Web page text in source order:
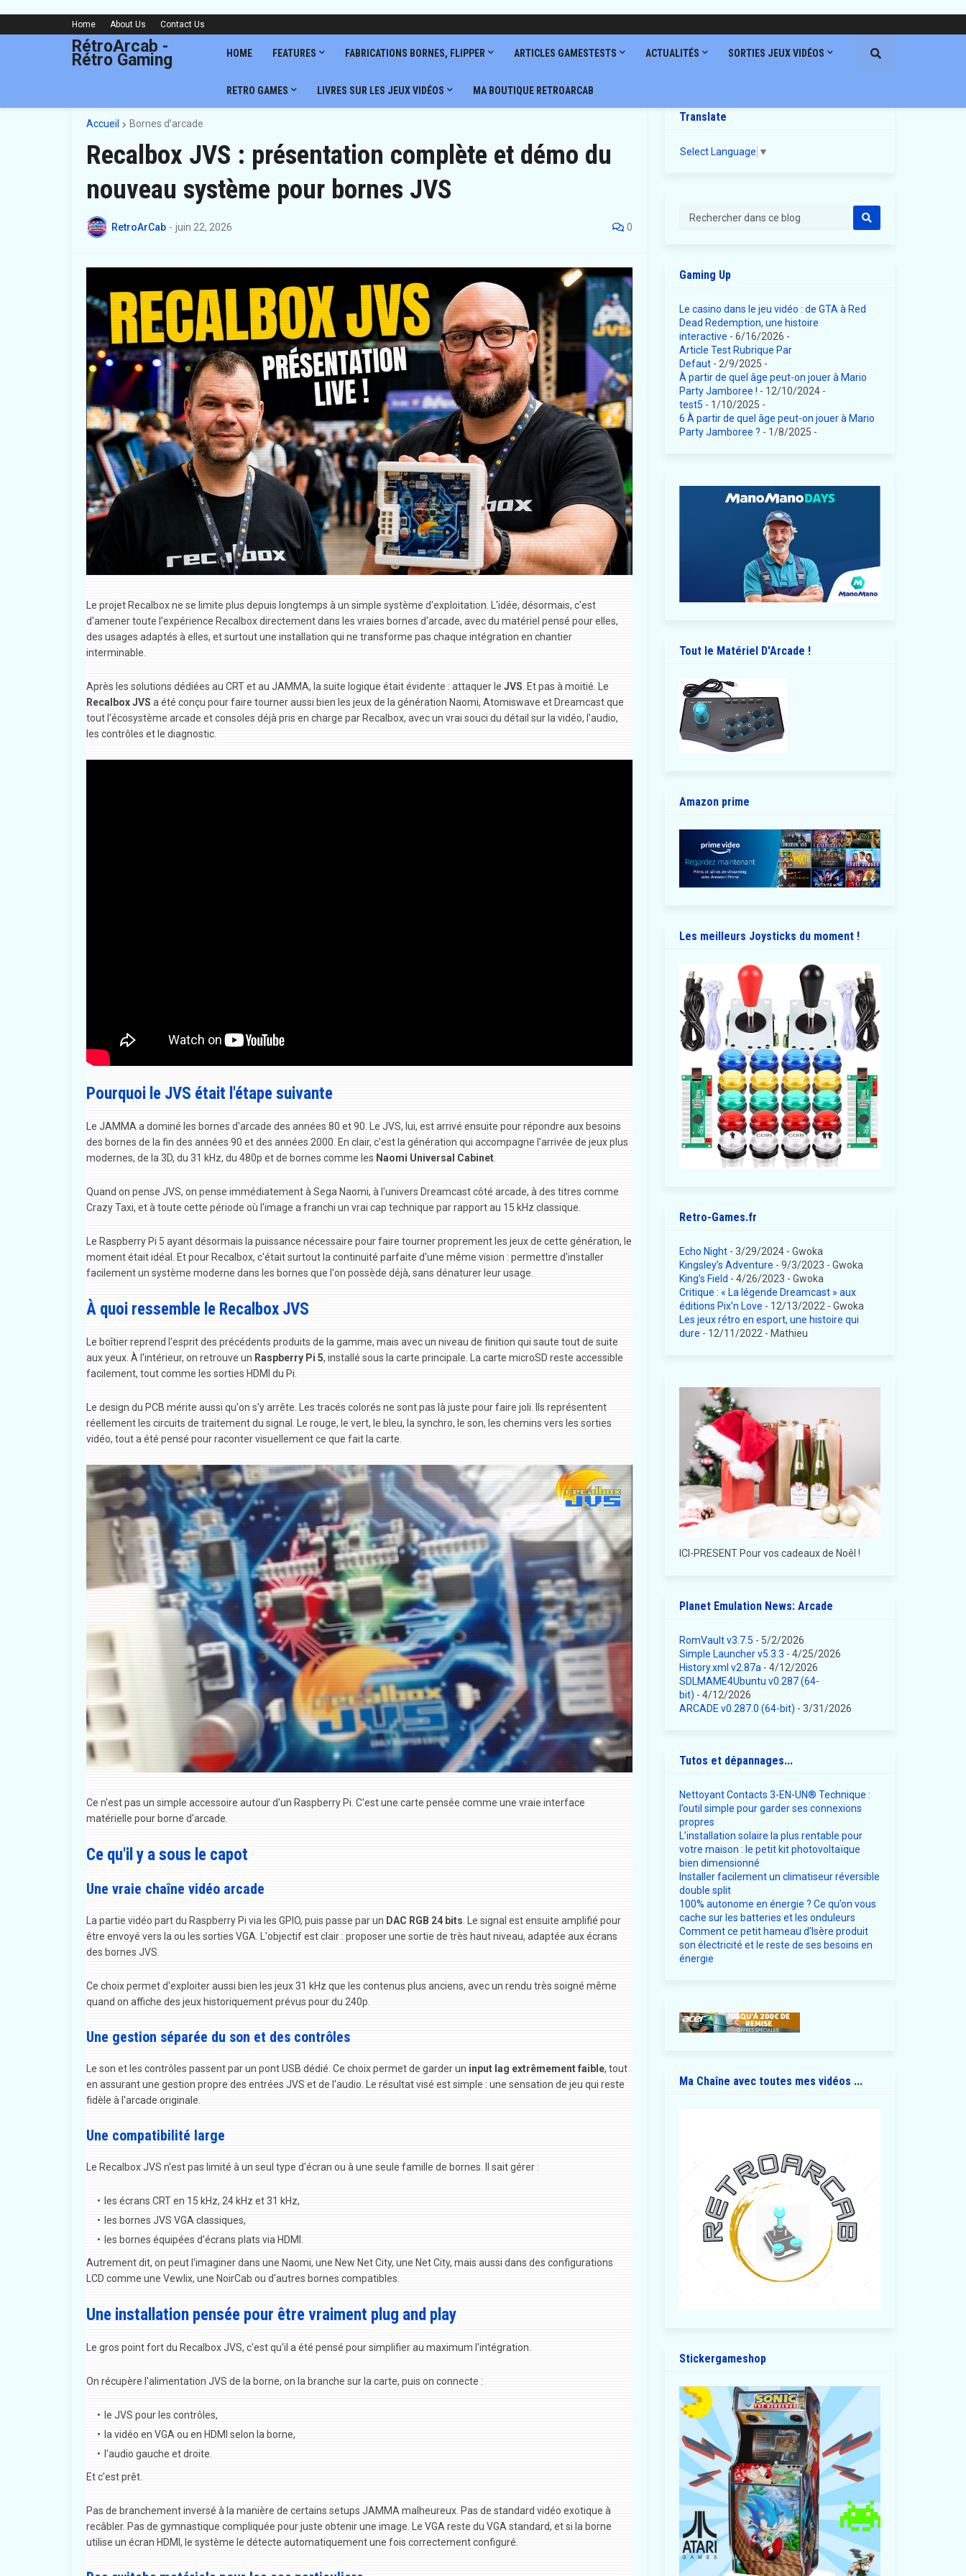
Home About Us Contact Us
RétroArcab -
Rétro Gaming HOME FEATURES FABRICATIONS BORNES, FLIPPER ARTICLES GAMESTESTS ACTUALITÉS SORTIES JEUX VIDÉOS
RETRO GAMES LIVRES SUR LES JEUX VIDÉOS MA BOUTIQUE RETROARCAB
Accueil Bornes d’arcade
Recalbox JVS : présentation complète et démo du
nouveau système pour bornes JVS
RetroArCab - juin 22, 2026 0
Le projet Recalbox ne se limite plus depuis longtemps à un simple système d'exploitation. L'idée, désormais, c'est
d'amener toute l'expérience Recalbox directement dans les vraies bornes d'arcade, avec du matériel pensé pour elles,
des usages adaptés à elles, et surtout une installation qui ne transforme pas chaque intégration en chantier
interminable.
Après les solutions dédiées au CRT et au JAMMA, la suite logique était évidente : attaquer le JVS . Et pas à moitié. Le
Recalbox JVS a été conçu pour faire tourner aussi bien les jeux de la génération Naomi, Atomiswave et Dreamcast que
tout l'écosystème arcade et consoles déjà pris en charge par Recalbox, avec un vrai souci du détail sur la vidéo, l'audio,
les contrôles et le diagnostic.
Pourquoi le JVS était l'étape suivante
Le JAMMA a dominé les bornes d'arcade des années 80 et 90. Le JVS, lui, est arrivé ensuite pour répondre aux besoins
des bornes de la fin des années 90 et des années 2000. En clair, c'est la génération qui accompagne l'arrivée de jeux plus
modernes, de la 3D, du 31 kHz, du 480p et de bornes comme les Naomi Universal Cabinet.
Quand on pense JVS, on pense immédiatement à Sega Naomi, à l'univers Dreamcast côté arcade, à des titres comme
Crazy Taxi, et à toute cette période où l'image a franchi un vrai cap technique par rapport au 15 kHz classique.
Le Raspberry Pi 5 ayant désormais la puissance nécessaire pour faire tourner proprement les jeux de cette génération, le
moment était idéal. Et pour Recalbox, c'était surtout la continuité parfaite d'une même vision : permettre d'installer
facilement un système moderne dans les bornes que l'on possède déjà, sans dénaturer leur usage.
À quoi ressemble le Recalbox JVS
Le boîtier reprend l'esprit des précédents produits de la gamme, mais avec un niveau de finition qui saute tout de suite
aux yeux. À l'intérieur, on retrouve un Raspberry Pi 5, installé sous la carte principale. La carte microSD reste accessible
facilement, tout comme les sorties HDMI du Pi.
Le design du PCB mérite aussi qu'on s'y arrête. Les tracés colorés ne sont pas là juste pour faire joli. Ils représentent
réellement les circuits de traitement du signal. Le rouge, le vert, le bleu, la synchro, le son, les chemins vers les sorties
vidéo, tout a été pensé pour raconter visuellement ce que fait la carte.
Ce n'est pas un simple accessoire autour d'un Raspberry Pi. C'est une carte pensée comme une vraie interface
matérielle pour borne d'arcade.
Ce qu'il y a sous le capot
Une vraie chaîne vidéo arcade
La partie vidéo part du Raspberry Pi via les GPIO, puis passe par un DAC RGB 24 bits . Le signal est ensuite amplifié pour
être envoyé vers la ou les sorties VGA. L'objectif est clair : proposer une sortie de très haut niveau, adaptée aux écrans
des bornes JVS.
Ce choix permet d'exploiter aussi bien les jeux 31 kHz que les contenus plus anciens, avec un rendu très soigné même
quand on affiche des jeux historiquement prévus pour du 240p.
Une gestion séparée du son et des contrôles
Le son et les contrôles passent par un pont USB dédié. Ce choix permet de garder un input lag extrêmement faible, tout
en assurant une gestion propre des entrées JVS et de l'audio. Le résultat visé est simple : une sensation de jeu qui reste
fidèle à l'arcade originale.
Une compatibilité large
Le Recalbox JVS n'est pas limité à un seul type d'écran ou à une seule famille de bornes. Il sait gérer :
les écrans CRT en 15 kHz, 24 kHz et 31 kHz,
les bornes JVS VGA classiques,
les bornes équipées d'écrans plats via HDMI.
Autrement dit, on peut l'imaginer dans une Naomi, une New Net City, une Net City, mais aussi dans des configurations
LCD comme une Vewlix, une NoirCab ou d'autres bornes compatibles.
Une installation pensée pour être vraiment plug and play
Le gros point fort du Recalbox JVS, c'est qu'il a été pensé pour simplifier au maximum l'intégration.
On récupère l'alimentation JVS de la borne, on la branche sur la carte, puis on connecte :
le JVS pour les contrôles,
la vidéo en VGA ou en HDMI selon la borne,
l'audio gauche et droite.
Et c'est prêt.
Pas de branchement inversé à la manière de certains setups JAMMA malheureux. Pas de standard vidéo exotique à
recâbler. Pas de gymnastique compliquée pour juste obtenir une image. Le VGA reste du VGA standard, et si la borne
utilise un écran HDMI, le système le détecte automatiquement une fois correctement configuré.
Translate
Select Language ▼
Gaming Up
Le casino dans le jeu vidéo : de GTA à Red
Dead Redemption, une histoire
interactive - 6/16/2026 -
Article Test Rubrique Par
Defaut- 2/9/2025 -
À partir de quel âge peut-on jouer à Mario
Party Jamboree ! - 12/10/2024-
test5 - 1/10/2025 -
6 À partir de quel âge peut-on jouer à Mario
Party Jamboree ? - 1/8/2025 -
Tout le Matériel D'Arcade !
Amazon prime
Les meilleurs Joysticks du moment !
Retro-Games.fr
Echo Night- 3/29/2024- Gwoka
Kingsley’s Adventure - 9/3/2023 - Gwoka
King’s Field - 4/26/2023 - Gwoka
Critique : « La légende Dreamcast » aux
éditions Pix’n Love - 12/13/2022 - Gwoka
Les jeux rétro en esport, une histoire qui
dure - 12/11/2022 - Mathieu
ICI-PRESENT Pour vos cadeaux de Noêl !
Planet Emulation News: Arcade
RomVault v3.7.5 - 5/2/2026
Simple Launcher v5.3.3 - 4/25/2026
History.xml v2.87a - 4/12/2026
SDLMAME4Ubuntu v0.287 (64-
bit) - 4/12/2026
ARCADE v0.287.0 (64-bit) - 3/31/2026
Tutos et dépannages...
Nettoyant Contacts 3-EN-UN® Technique :
l’outil simple pour garder ses connexions
propres
L’installation solaire la plus rentable pour
votre maison : le petit kit photovoltaïque
bien dimensionné
Installer facilement un climatiseur réversible
double split
100% autonome en énergie ? Ce qu’on vous
cache sur les batteries et les onduleurs
Comment ce petit hameau d’Isère produit
son électricité et le reste de ses besoins en
énergie
Ma Chaîne avec toutes mes vidéos ...
Stickergameshop